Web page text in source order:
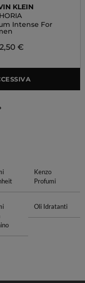
KLEIN
Intense For
€
Kenzo
Profumi
Oli Idratanti